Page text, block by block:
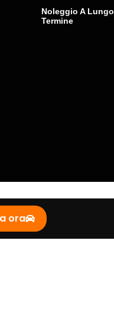
Noleggio A Lungo
Termine
ora